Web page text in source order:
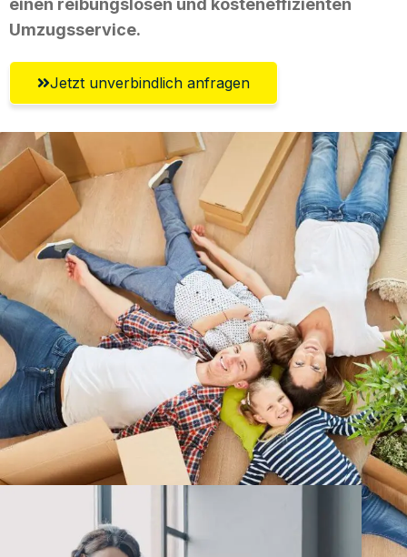
einen reibungslosen und kosteneffizienten
Umzugsservice.
Jetzt unverbindlich anfragen